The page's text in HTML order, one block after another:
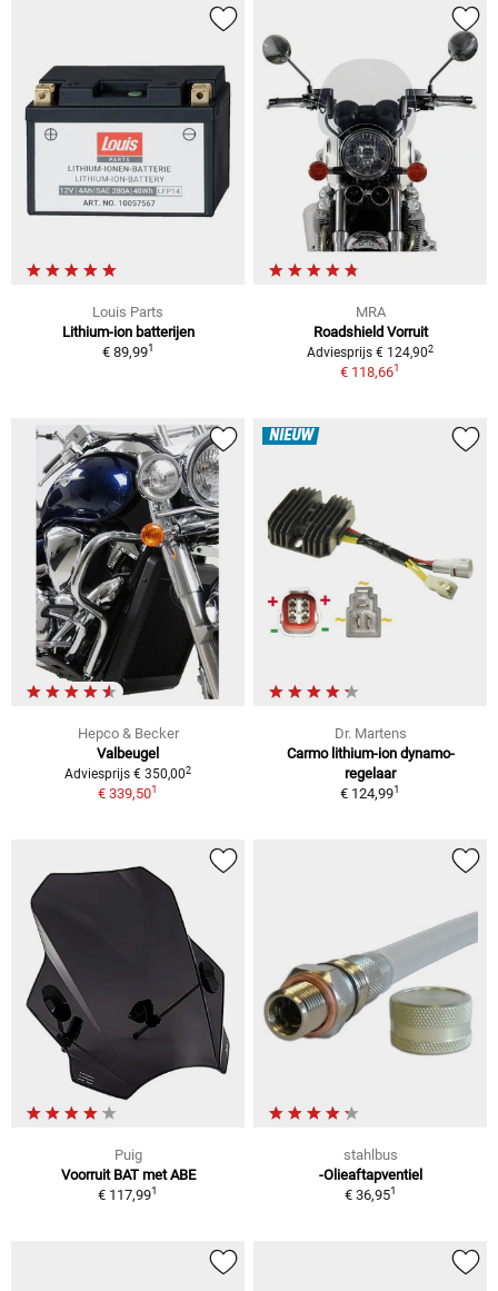
Louis Parts
Lithium-ion batterijen
€ 89,991
MRA
Roadshield Vorruit
Adviesprijs € 124,902
€ 118,661
Hepco & Becker
Valbeugel
Adviesprijs € 350,002
€ 339,501
NIEUW
Dr. Martens
Carmo lithium-ion dynamo-
regelaar
€ 124,991
Puig
Voorruit BAT met ABE
€ 117,991
stahlbus
-Olieaftapventiel
€ 36,951